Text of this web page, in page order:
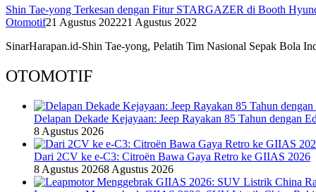
Shin Tae-yong Terkesan dengan Fitur STARGAZER di Booth
Otomotif21 Agustus 202221 Agustus 2022
SinarHarapan.id-Shin Tae-yong, Pelatih Tim Nasional Sepak Bola
OTOMOTIF
Delapan Dekade Kejayaan: Jeep Rayakan 85 Tahun dengan
8 Agustus 2026
Dari 2CV ke e-C3: Citroën Bawa Gaya Retro ke GIIAS 2026
8 Agustus 20268 Agustus 2026